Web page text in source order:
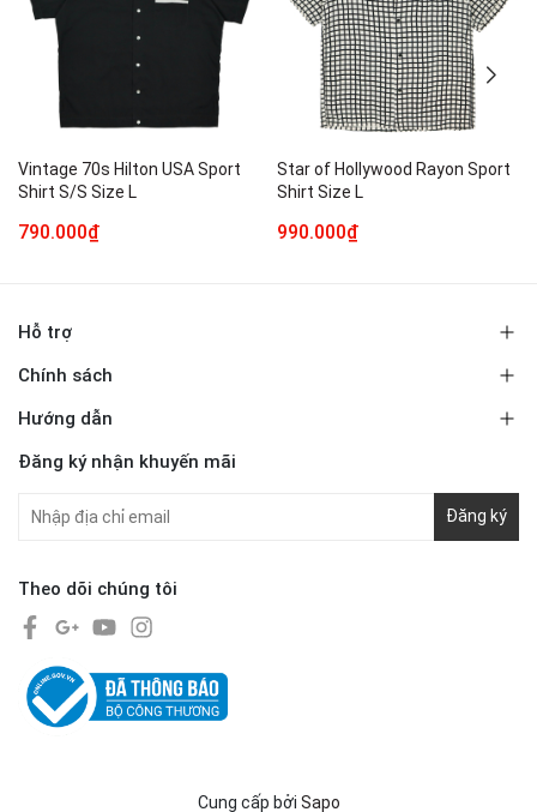
Vintage 70s Hilton USA Sport
Shirt S/S Size L
790.000₫
Star of Hollywood Rayon Sport
Shirt Size L
990.000₫
Hỗ trợ
Chính sách
Hướng dẫn
Đăng ký nhận khuyến mãi
Đăng ký
Theo dõi chúng tôi
Cung cấp bởi Sapo